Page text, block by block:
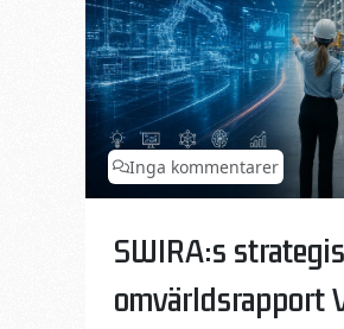
Inga kommentarer
SWIRA:s
omvärldsrapport
Published on:
Categories: